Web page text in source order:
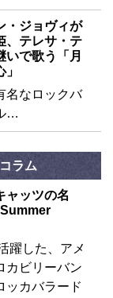
・ジョヴィが
、テレサ・テ
いで歌う「月
名なロックバ
…
ラム
ャッツの名
躍した、アメ
カビリーバン
ッカバラード